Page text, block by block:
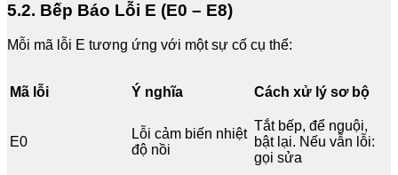
5.2. Bếp Báo Lỗi E (E0 – E8)
Mỗi mã lỗi E tương ứng với một sự cố cụ thể:
Mã lỗi Ý nghĩa Cách xử lý sơ bộ
E0
Lỗi cảm biến nhiệt
độ nồi
Tắt bếp, để nguội,
bật lại. Nếu vẫn lỗi:
gọi sửa